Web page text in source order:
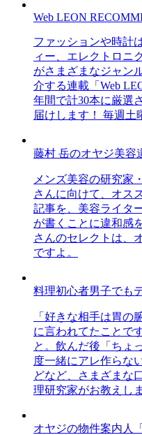
Web LEON
ファッションや時計
ィー、エレクトロニ
がさまざまなジャン
介する連載「Web
年間で計30本に厳選
届けします！ 毎週土
藤村 岳のオヤジ美容
メンズ美容の研究家
さんに向けて、オス
記事を、美容ライタ
が書くことに違和感
さんのセレクトは、
ですよ。
料理初心者男子でも
「好きな相手は胃の
に言われてたことで
と。飲んだ後「ちょ
度一緒にアレ作らな
どなど、さまざまな
理研究家がお教えし
オヤジの物件案内人